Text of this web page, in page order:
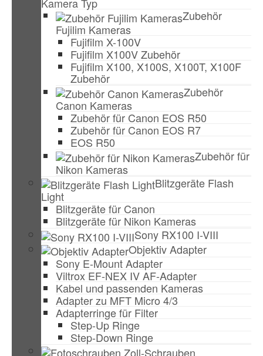
Kamera Typ
Zubehör
Fujilim Kameras
Fujifilm X-100V
Fujifilm X100V Zubehör
Fujifilm X100, X100S, X100T, X100F
Zubehör
Zubehör
Canon Kameras
Zubehör für Canon EOS R50
Zubehör für Canon EOS R7
EOS R50
Zubehör für
Nikon Kameras
Blitzgeräte Flash
Light
Blitzgeräte für Canon
Blitzgeräte für Nikon Kameras
Sony RX100 I-VIII
Objektiv Adapter
Sony E-Mount Adapter
Viltrox EF-NEX IV AF-Adapter
Kabel und passenden Kameras
Adapter zu MFT Micro 4/3
Adapterringe für Filter
Step-Up Ringe
Step-Down Ringe